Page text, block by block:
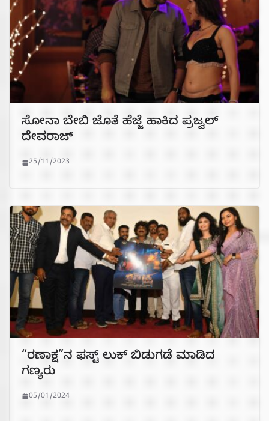
ಸೋನಾ ಬೇಬಿ ಜೊತೆ ಹೆಜ್ಜೆ ಹಾಕಿದ ಪ್ರಜ್ವಲ್
ದೇವರಾಜ್
25/11/2023
“ರಣಾಕ್ಷ”ನ ಫಸ್ಟ್ ಲುಕ್ ಬಿಡುಗಡೆ ಮಾಡಿದ
ಗಣ್ಯರು
05/01/2024